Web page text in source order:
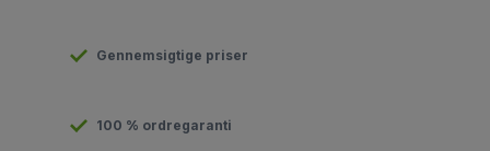
Gennemsigtige priser
100 % ordregaranti